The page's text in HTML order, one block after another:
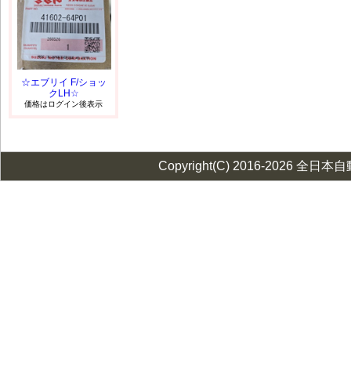
☆エブリイ F/ショッ
クLH☆
価格はログイン後表示
Copyright(C) 2016-2026 全日本